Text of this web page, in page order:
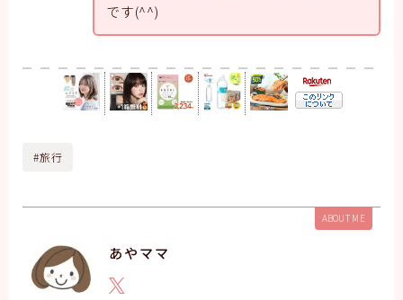
です(^^)
#旅行
ABOUT ME
あやママ